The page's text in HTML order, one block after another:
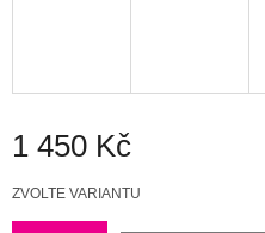
1 450 Kč
Měrná
ZVOLTE VARIANTU